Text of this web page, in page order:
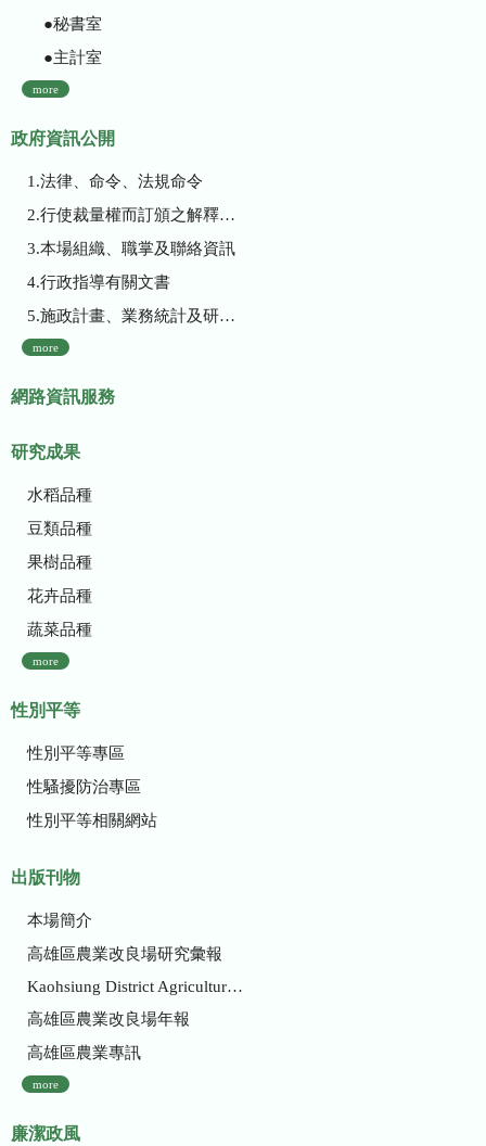
●秘書室
●主計室
more
政府資訊公開
1.法律、命令、法規命令
2.行使裁量權而訂頒之解釋性規定及裁量基準
3.本場組織、職掌及聯絡資訊
4.行政指導有關文書
5.施政計畫、業務統計及研究報告
more
網路資訊服務
研究成果
水稻品種
豆類品種
果樹品種
花卉品種
蔬菜品種
more
性別平等
性別平等專區
性騷擾防治專區
性別平等相關網站
出版刊物
本場簡介
高雄區農業改良場研究彙報
Kaohsiung District Agricultural Research and Extension Station
高雄區農業改良場年報
高雄區農業專訊
more
廉潔政風